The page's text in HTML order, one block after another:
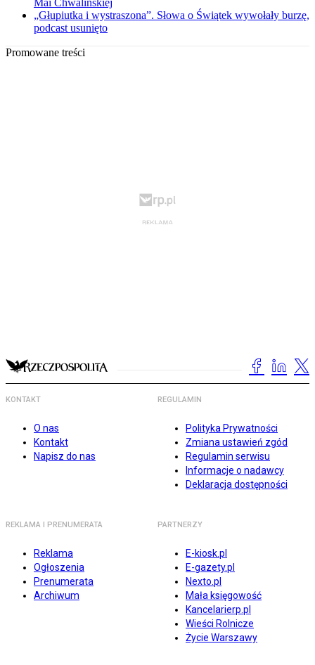
Mai Chwalińskiej
„Głupiutka i wystraszona”. Słowa o Świątek wywołały burzę,
podcast usunięto
Promowane treści
KONTAKT
O nas
Kontakt
Napisz do nas
REGULAMIN
Polityka Prywatności
Zmiana ustawień zgód
Regulamin serwisu
Informacje o nadawcy
Deklaracja dostępności
REKLAMA I PRENUMERATA
Reklama
Ogłoszenia
Prenumerata
Archiwum
PARTNERZY
E-kiosk.pl
E-gazety.pl
Nexto.pl
Mała księgowość
Kancelarierp.pl
Wieści Rolnicze
Życie Warszawy